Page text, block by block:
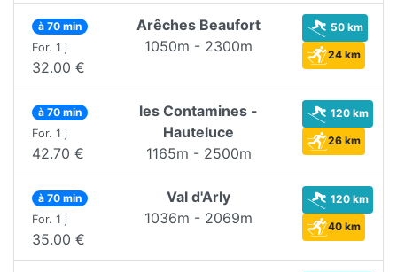
à 70 min
For. 1 j
32.00 €
Arêches Beaufort
1050m - 2300m
50 km
24 km
à 70 min
For. 1 j
42.70 €
les Contamines -
Hauteluce
1165m - 2500m
120 km
26 km
à 70 min
For. 1 j
35.00 €
Val d'Arly
1036m - 2069m
120 km
40 km